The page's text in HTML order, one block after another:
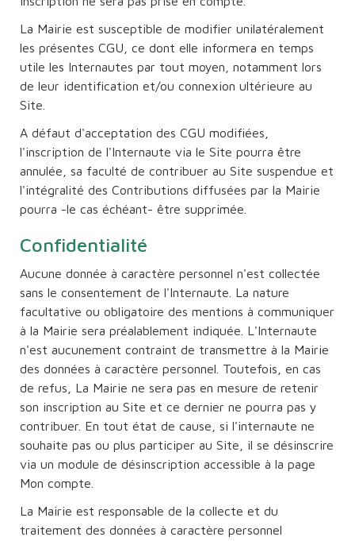
La Mairie est susceptible de modifier unilatéralement
les présentes CGU, ce dont elle informera en temps
utile les Internautes par tout moyen, notamment lors
de leur identification et/ou connexion ultérieure au
Site.
A défaut d'acceptation des CGU modifiées,
l'inscription de l'Internaute via le Site pourra être
annulée, sa faculté de contribuer au Site suspendue et
l'intégralité des Contributions diffusées par la Mairie
pourra -le cas échéant- être supprimée.
Confidentialité
Aucune donnée à caractère personnel n'est collectée
sans le consentement de l'Internaute. La nature
facultative ou obligatoire des mentions à communiquer
à la Mairie sera préalablement indiquée. L'Internaute
n'est aucunement contraint de transmettre à la Mairie
des données à caractère personnel. Toutefois, en cas
de refus, La Mairie ne sera pas en mesure de retenir
son inscription au Site et ce dernier ne pourra pas y
contribuer. En tout état de cause, si l'internaute ne
souhaite pas ou plus participer au Site, il se désinscrire
via un module de désinscription accessible à la page
Mon compte.
La Mairie est responsable de la collecte et du
traitement des données à caractère personnel